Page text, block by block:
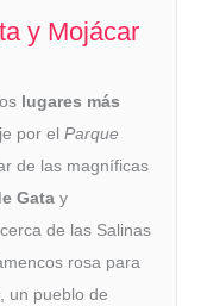
y Mojácar
lugares más
por el Parque
de las magníficas
Gata y
de las Salinas
rosa para
, un pueblo de